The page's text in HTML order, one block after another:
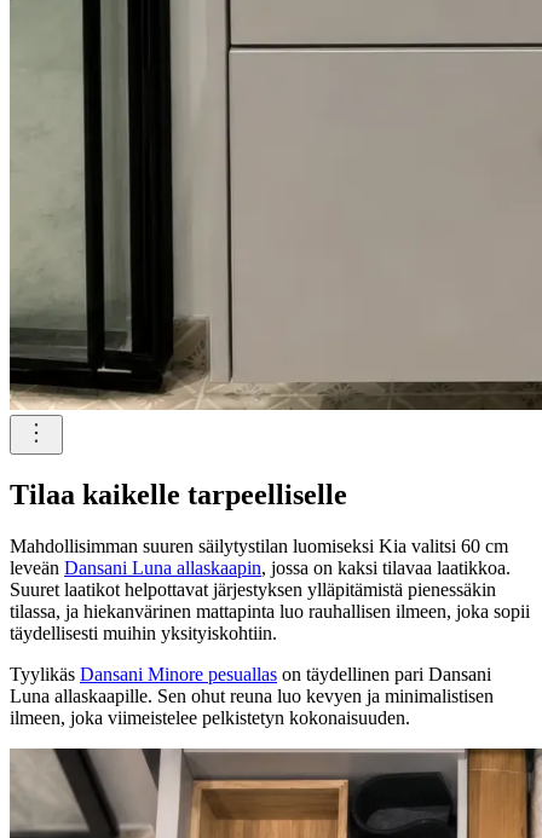
Tilaa kaikelle tarpeelliselle
Mahdollisimman suuren säilytystilan luomiseksi Kia valitsi 60 cm
leveän Dansani Luna allaskaapin, jossa on kaksi tilavaa laatikkoa.
Suuret laatikot helpottavat järjestyksen ylläpitämistä pienessäkin
tilassa, ja hiekanvärinen mattapinta luo rauhallisen ilmeen, joka sopii
täydellisesti muihin yksityiskohtiin.
Tyylikäs Dansani Minore pesuallas on täydellinen pari Dansani
Luna allaskaapille. Sen ohut reuna luo kevyen ja minimalistisen
ilmeen, joka viimeistelee pelkistetyn kokonaisuuden.